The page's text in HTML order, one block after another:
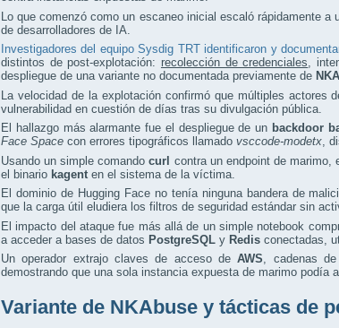
Lo que comenzó como un escaneo inicial escaló rápidamente
de desarrolladores de IA.
Investigadores del equipo Sysdig TRT identificaron y
distintos de post-explotación: recolección de credenciales,
despliegue de una variante no documentada previamente de
La velocidad de la explotación confirmó que múltiples
vulnerabilidad en cuestión de días tras su divulgación pública.
El hallazgo más alarmante fue el despliegue de un backdoor
Face Space con errores tipográficos llamado vsccode-modetx,
Usando un simple comandocurl contra un endpoint de marimo,
el binario kagent en el sistema de la víctima.
El dominio de Hugging Face no tenía ninguna bandera de
que la carga útil eludiera los filtros de seguridad estándar sin
El impacto del ataque fue más allá de un simple notebook
a acceder a bases de datos PostgreSQL y Redis conectadas,
Un operador extrajo claves de acceso deAWS, cadenas
demostrando que una sola instancia expuesta de marimo podía
Variante de NKAbuse y tácticas de